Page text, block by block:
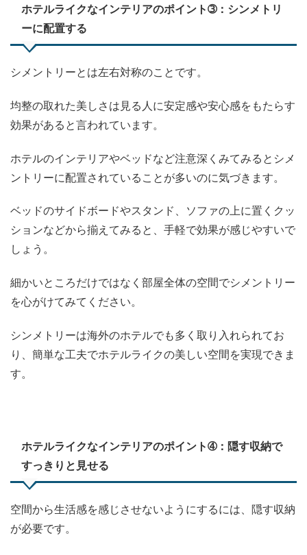
ホテルライクなインテリアのポイント➂：シンメトリ
ーに配置する
シメントリーとは左右対称のことです。
均整の取れた美しさは見る人に安定感や安心感をもたらす
効果があると言われています。
ホテルのインテリアやベッドなど注意深くみてみるとシメ
ントリーに配置されていることが多いのに気づきます。
ベッドのサイドボードやスタンド、ソファの上に置くクッ
ションなどから揃えてみると、手軽で効果が感じやすいで
しょう。
細かいところだけではなく部屋全体の空間でシメントリー
を心がけてみてください。
シンメトリーは海外のホテルでも多く取り入れられてお
り、簡単な工夫でホテルライクの美しい空間を実現できま
す。
ホテルライクなインテリアのポイント➃：隠す収納で
すっきりと見せる
空間から生活感を感じさせないようにするには、隠す収納
が必要です。